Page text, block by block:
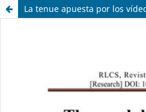
La tenue apuesta por los